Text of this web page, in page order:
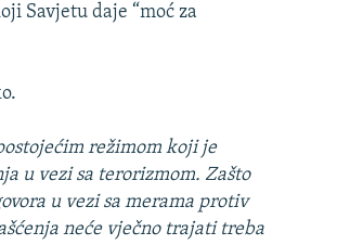
Savjetu daje “moć za
režimom koji je
u vezi sa terorizmom. Zašto
u vezi sa merama protiv
neće vječno trajati treba